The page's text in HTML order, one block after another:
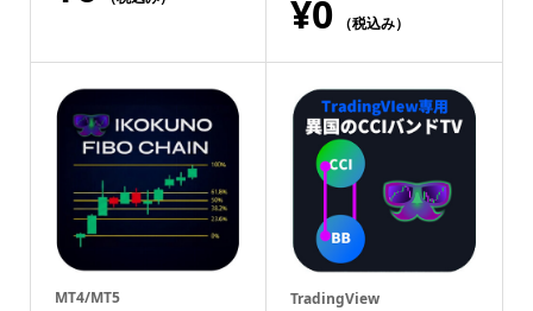
¥0 （税込み）
MT4/MT5 TradingView